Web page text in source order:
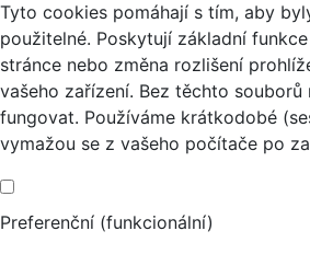
Tyto cookies pomáhají s tím, aby
použitelné. Poskytují základní
stránce nebo změna rozlišení
vašeho zařízení. Bez těchto souborů
fungovat. Používáme krátkodobé
vymažou se z vašeho počítače po
Preferenční (funkcionální)